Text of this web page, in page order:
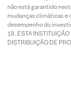
não está garantido
mudanças climáticas e
desempenho do
ESTA
DISTRIBUIÇÃO DE